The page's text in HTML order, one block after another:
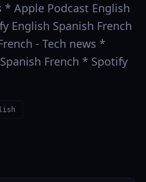
* Apple Podcast English
English Spanish French
- Tech news *
French * Spotify